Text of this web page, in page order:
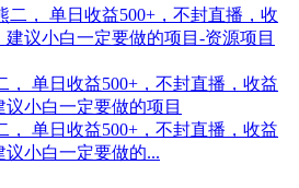
， 单日收益500+，不封直播，收益
小白一定要做的项目
， 单日收益500+，不封直播，收益
小白一定要做的...